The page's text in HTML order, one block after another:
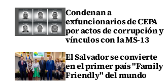
Condenan a
exfuncionarios de CEPA
por actos de corrupción y
vínculos con la MS-13
El Salvador se convierte
en el primer país "Family
Friendly" del mundo